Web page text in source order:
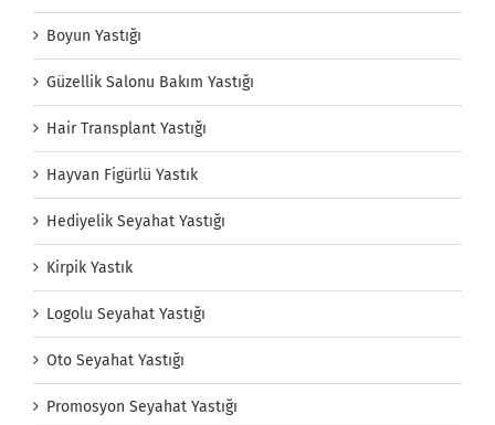
Boyun Yastığı
Güzellik Salonu Bakım Yastığı
Hair Transplant Yastığı
Hayvan Figürlü Yastık
Hediyelik Seyahat Yastığı
Kirpik Yastık
Logolu Seyahat Yastığı
Oto Seyahat Yastığı
Promosyon Seyahat Yastığı